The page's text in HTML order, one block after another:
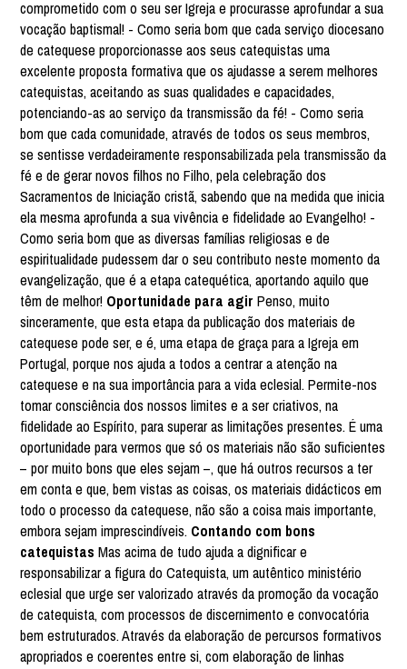
comprometido com o seu ser Igreja e procurasse aprofundar a sua
vocação baptismal! - Como seria bom que cada serviço diocesano
de catequese proporcionasse aos seus catequistas uma
excelente proposta formativa que os ajudasse a serem melhores
catequistas, aceitando as suas qualidades e capacidades,
potenciando-as ao serviço da transmissão da fé! - Como seria
bom que cada comunidade, através de todos os seus membros,
se sentisse verdadeiramente responsabilizada pela transmissão da
fé e de gerar novos filhos no Filho, pela celebração dos
Sacramentos de Iniciação cristã, sabendo que na medida que inicia
ela mesma aprofunda a sua vivência e fidelidade ao Evangelho! -
Como seria bom que as diversas famílias religiosas e de
espiritualidade pudessem dar o seu contributo neste momento da
evangelização, que é a etapa catequética, aportando aquilo que
têm de melhor! Oportunidade para agir Penso, muito
sinceramente, que esta etapa da publicação dos materiais de
catequese pode ser, e é, uma etapa de graça para a Igreja em
Portugal, porque nos ajuda a todos a centrar a atenção na
catequese e na sua importância para a vida eclesial. Permite-nos
tomar consciência dos nossos limites e a ser criativos, na
fidelidade ao Espírito, para superar as limitações presentes. É uma
oportunidade para vermos que só os materiais não são suficientes
– por muito bons que eles sejam –, que há outros recursos a ter
em conta e que, bem vistas as coisas, os materiais didácticos em
todo o processo da catequese, não são a coisa mais importante,
embora sejam imprescindíveis. Contando com bons
catequistas Mas acima de tudo ajuda a dignificar e
responsabilizar a figura do Catequista, um autêntico ministério
eclesial que urge ser valorizado através da promoção da vocação
de catequista, com processos de discernimento e convocatória
bem estruturados. Através da elaboração de percursos formativos
apropriados e coerentes entre si, com elaboração de linhas